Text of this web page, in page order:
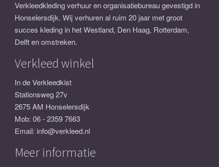
Verkleedkleding verhuur en organisatiebureau gevestigd in
Honselersdijk. Wij verhuren al ruim 20 jaar met groot
succes kleding in het Westland, Den Haag, Rotterdam,
Delft en omstreken.
Verkleed winkel
In de Verkleedkist
Stationsweg 27v
2675 AM Honselersdijk
Mob: 06 - 2359 7663
Email: info@verkleed.nl
Meer informatie